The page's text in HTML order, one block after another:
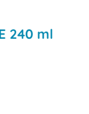
240 ml